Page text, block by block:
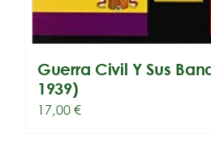
Guerra Civil Y Sus
1939)
17,00€